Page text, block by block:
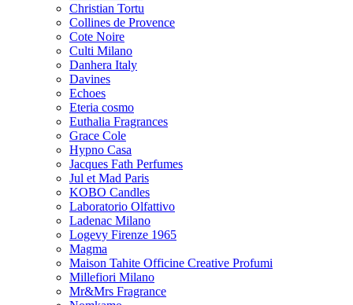
Christian Tortu
Collines de Provence
Cote Noire
Culti Milano
Danhera Italy
Davines
Echoes
Eteria cosmo
Euthalia Fragrances
Grace Cole
Hypno Casa
Jacques Fath Perfumes
Jul et Mad Paris
KOBO Candles
Laboratorio Olfattivo
Ladenac Milano
Logevy Firenze 1965
Magma
Maison Tahite Officine Creative Profumi
Millefiori Milano
Mr&Mrs Fragrance